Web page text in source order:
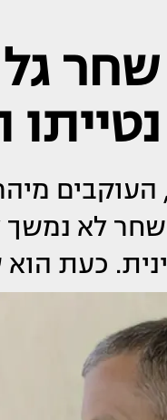
שחר
שחר לא נמשך
כעת